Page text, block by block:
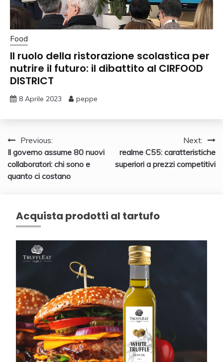
Food
Il ruolo della ristorazione scolastica per
nutrire il futuro: il dibattito al CIRFOOD
DISTRICT
8 Aprile 2023 peppe
Navigazione
articoli
Previous:
Il governo assume 80 nuovi
collaboratori: chi sono e
quanto ci costano
Next:
realme C55: caratteristiche
superiori a prezzi competitivi
Acquista prodotti al tartufo